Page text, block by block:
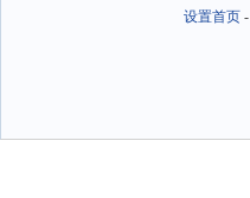
设置首页-